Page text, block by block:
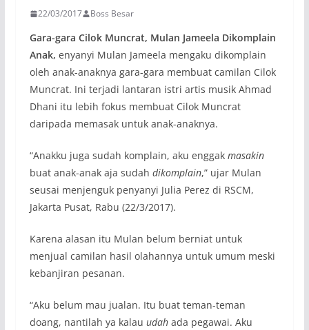
22/03/2017 Boss Besar
Gara-gara Cilok Muncrat, Mulan Jameela Dikomplain
Anak, enyanyi Mulan Jameela mengaku dikomplain
oleh anak-anaknya gara-gara membuat camilan Cilok
Muncrat. Ini terjadi lantaran istri artis musik Ahmad
Dhani itu lebih fokus membuat Cilok Muncrat
daripada memasak untuk anak-anaknya.
“Anakku juga sudah komplain, aku enggak masakin
buat anak-anak aja sudah dikomplain,” ujar Mulan
seusai menjenguk penyanyi Julia Perez di RSCM,
Jakarta Pusat, Rabu (22/3/2017).
Karena alasan itu Mulan belum berniat untuk
menjual camilan hasil olahannya untuk umum meski
kebanjiran pesanan.
“Aku belum mau jualan. Itu buat teman-teman
doang, nantilah ya kalau udahada pegawai. Aku